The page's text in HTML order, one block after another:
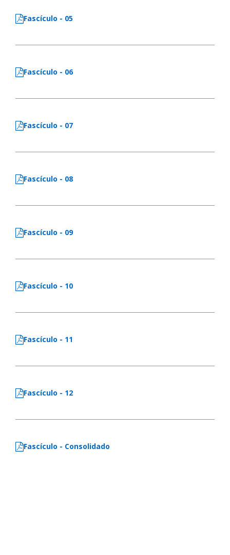
Fascículo - 05
Fascículo - 06
Fascículo - 07
Fascículo - 08
Fascículo - 09
Fascículo - 10
Fascículo - 11
Fascículo - 12
Fascículo - Consolidado